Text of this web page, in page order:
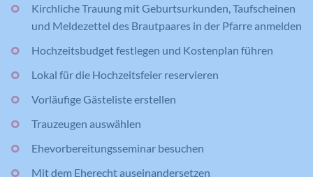
Kirchliche Trauung mit Geburtsurkunden, Taufscheinen
und Meldezettel des Brautpaares in der Pfarre anmelden
Hochzeitsbudget festlegen und Kostenplan führen
Lokal für die Hochzeitsfeier reservieren
Vorläufige Gästeliste erstellen
Trauzeugen auswählen
Ehevorbereitungsseminar besuchen
Mit dem Eherecht auseinandersetzen